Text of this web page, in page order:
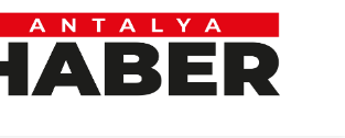
Nöbetçi Eczaneler